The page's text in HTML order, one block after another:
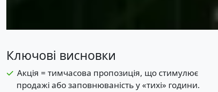
Ключові висновки
Акція = тимчасова пропозиція, що стимулює
продажі або заповнюваність у «тихі» години.